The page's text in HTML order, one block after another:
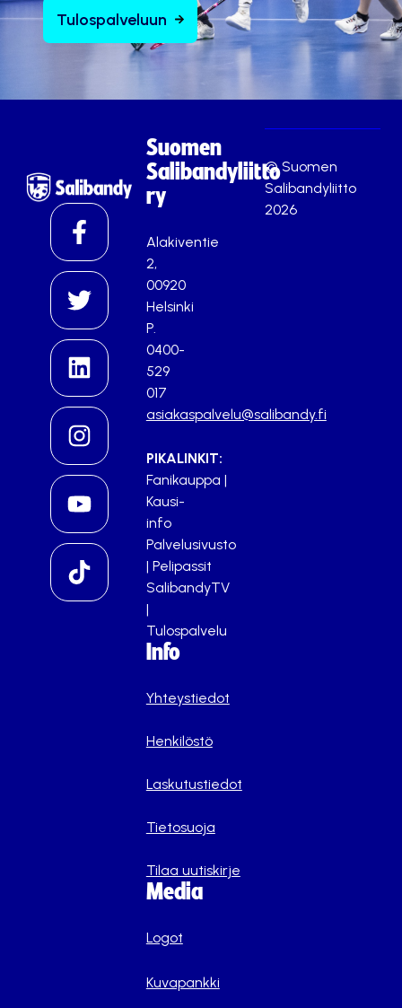
Tulospalveluun
Suomen
Salibandyliitto
ry
Alakiventie
2,
00920
Helsinki
P.
0400-
529
017
asiakaspalvelu@salibandy.fi
PIKALINKIT:
Fanikauppa |
Kausi-
info
Palvelusivusto
| Pelipassit
SalibandyTV
|
Tulospalvelu
Info
Yhteystiedot
Henkilöstö
Laskutustiedot
Tietosuoja
Tilaa uutiskirje
Media
Logot
Kuvapankki
© Suomen
Salibandyliitto
2026